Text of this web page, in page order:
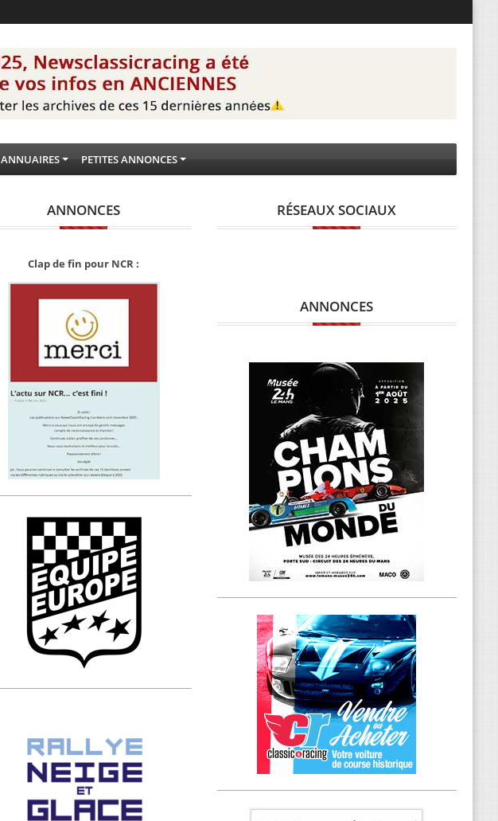
ANNUAIRES PETITES ANNONCES
ANNONCES
Clap de fin pour NCR :
RÉSEAUX SOCIAUX
ANNONCES